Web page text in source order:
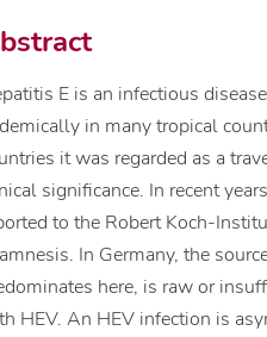
E is an infectious
in many tropical
it was regarded as a
significance. In recent
to the Robert Koch-
In Germany, the
here, is raw or
HEV. An HEV infection is